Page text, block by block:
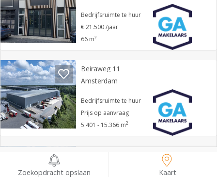
Bedrijfsruimte te huur
€ 21.500 /jaar
66 m2
Beiraweg 11
Amsterdam
Bedrijfsruimte te huur
Prijs op aanvraag
5.401 - 15.366 m2
Zoekopdracht opslaan Kaart